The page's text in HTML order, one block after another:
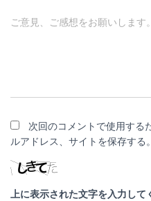
ご意見、ご感想をお願いします。
次回のコメントで使用する
ルアドレス、サイトを保存する。
上に表示された文字を入力して